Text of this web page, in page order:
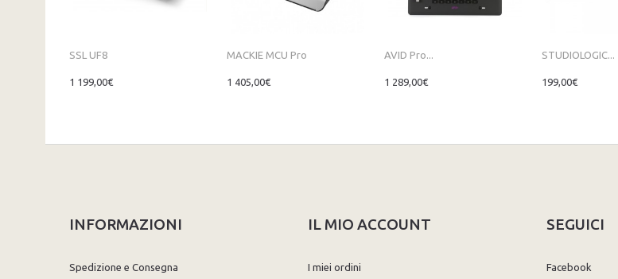
SSL UF8
1 199,00€
MACKIE MCU Pro
1 405,00€
AVID Pro...
1 289,00€
STUDIOLOGIC...
199,00€
INFORMAZIONI
Spedizione e Consegna
IL MIO ACCOUNT
I miei ordini
SEGUICI
Facebook